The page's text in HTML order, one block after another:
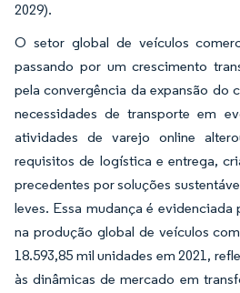
2029).
O setor global de veículos
passando por um crescimento
pela convergência da expansão do
necessidades de transporte em
atividades de varejo online
requisitos de logística e entrega,
precedentes por soluções
leves. Essa mudança é evidenciada
na produção global de veículos
18.593,85 mil unidades em 2021,
às dinâmicas de mercado em